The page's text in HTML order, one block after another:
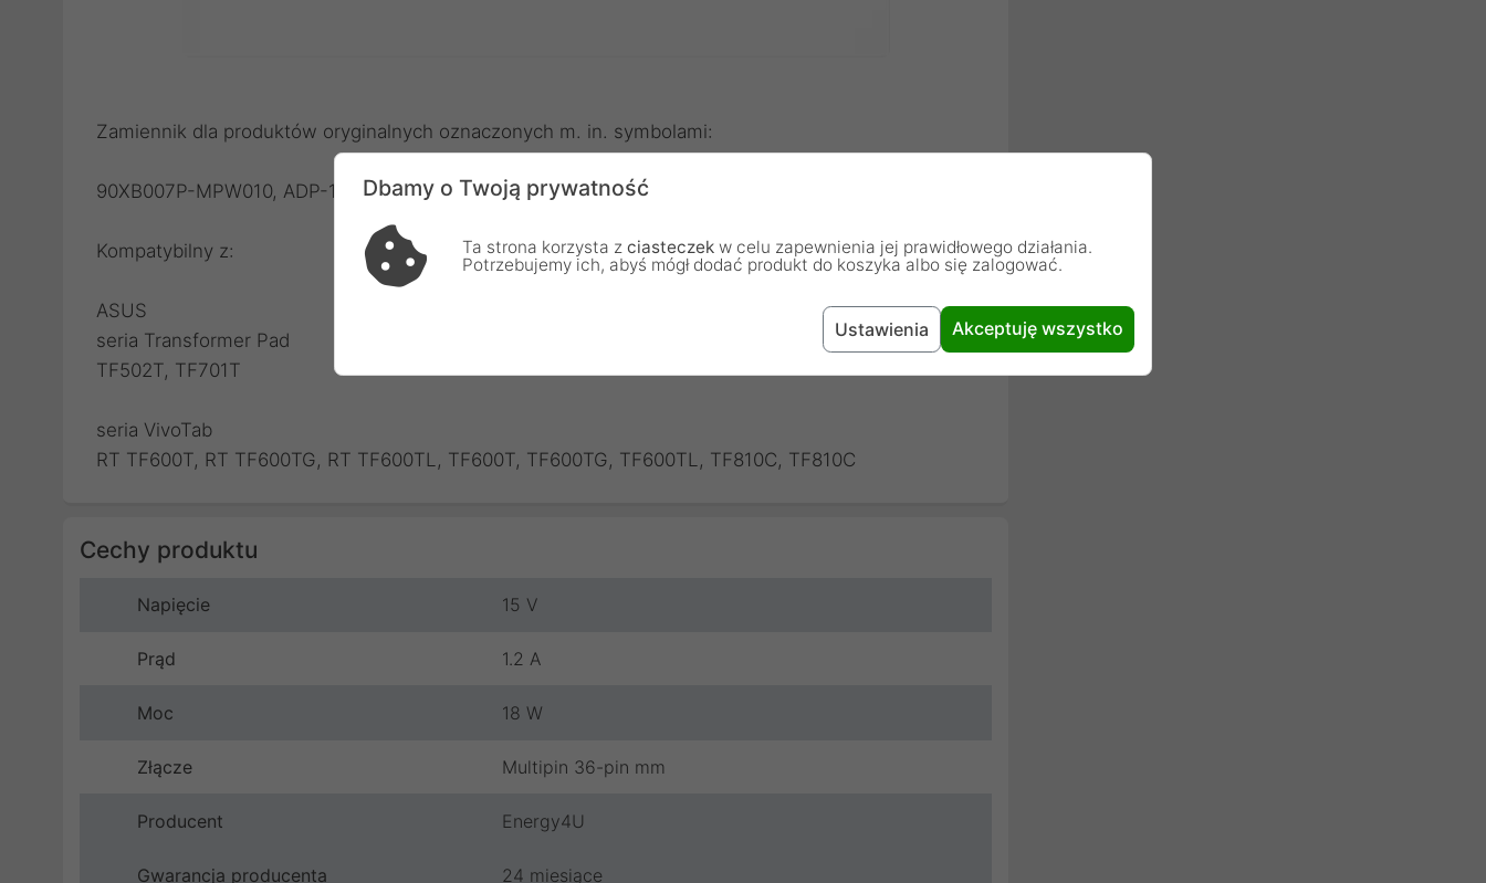
Zamiennik dla produktów oryginalnych oznaczonych m. in. symbolami:
90XB007P-MPW010, ADP-18BW B
Kompatybilny z:
ASUS
seria Transformer Pad
TF502T, TF701T
seria VivoTab
RT TF600T, RT TF600TG, RT TF600TL, TF600T, TF600TG, TF600TL, TF810C, TF810C
Cechy produktu
Napięcie 15 V
Prąd 1.2 A
Moc 18 W
Złącze Multipin 36-pin mm
Producent Energy4U
Gwarancja producenta 24 miesiące
Dbamy o Twoją prywatność
Ta strona korzysta z ciasteczek w celu zapewnienia jej prawidłowego działania.
Potrzebujemy ich, abyś mógł dodać produkt do koszyka albo się zalogować.
Ustawienia Akceptuję wszystko